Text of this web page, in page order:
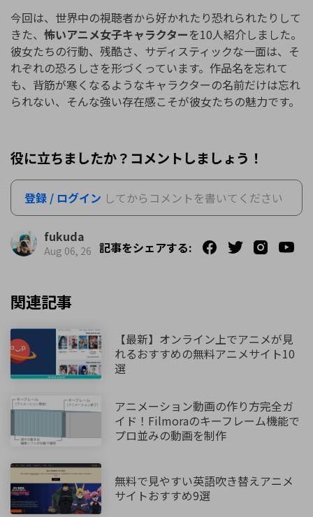
今回は、世界中の視聴者から好かれたり恐れられたりして
きた、 怖いアニメ女子キャラクターを10人紹介しました。
彼女たちの行動、残酷さ、サディスティックな一面は、そ
れぞれの恐ろしさを形づくっています。作品名を忘れて
も、背筋が寒くなるようなキャラクターの名前だけは忘れ
られない、そんな強い存在感こそが彼女たちの魅力です。
役に立ちましたか？コメントしましょう！
登録 / ログイン してからコメントを書いてください
fukuda
Aug 06, 26 記事をシェアする:
関連記事
【最新】オンライン上でアニメが見
れるおすすめの無料アニメサイト10
選
アニメーション動画の作り方完全ガ
イド！Filmoraのキーフレーム機能で
プロ並みの動画を制作
無料で見やすい英語吹き替えアニメ
サイトおすすめ9選